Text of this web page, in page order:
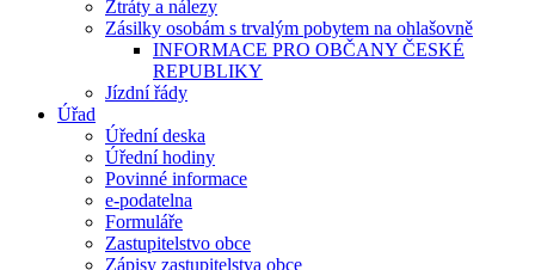
Ztráty a nálezy
Zásilky osobám s trvalým pobytem na ohlašovně
INFORMACE PRO OBČANY ČESKÉ
REPUBLIKY
Jízdní řády
Úřad
Úřední deska
Úřední hodiny
Povinné informace
e-podatelna
Formuláře
Zastupitelstvo obce
Zápisy zastupitelstva obce